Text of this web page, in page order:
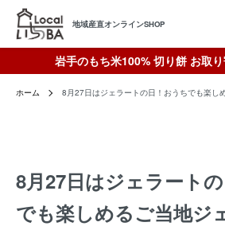
地域産直オンラインSHOP
岩手のもち米100% 切り餅 お取り
ホーム 8月27日はジェラートの日！おうちでも楽し
8月27日はジェラート
でも楽しめるご当地ジ